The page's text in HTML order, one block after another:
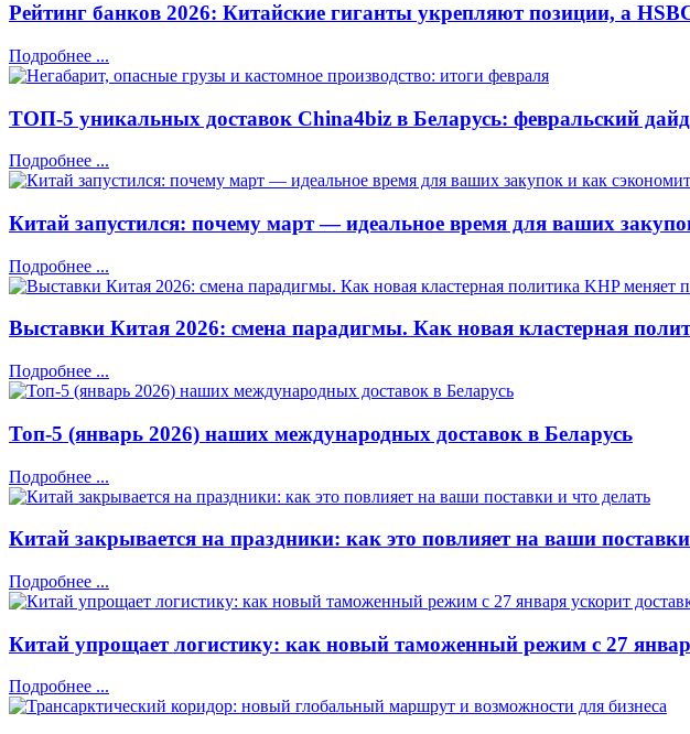
Рейтинг банков 2026: Китайские гиганты укрепляют позиции, а
Подробнее ...
ТОП-5 уникальных доставок China4biz в Беларусь: февральский
Подробнее ...
Китай запустился: почему март — идеальное время для ваших
Подробнее ...
Выставки Китая 2026: смена парадигмы. Как новая кластерная
Подробнее ...
Топ-5 (январь 2026) наших международных доставок в Беларусь
Подробнее ...
Китай закрывается на праздники: как это повлияет на ваши
Подробнее ...
Китай упрощает логистику: как новый таможенный режим с 27
Подробнее ...